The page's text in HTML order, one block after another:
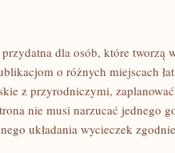
dla osób, które tworzą
o różnych miejscach
z przyrodniczymi,
nie musi narzucać jednego
układania wycieczek